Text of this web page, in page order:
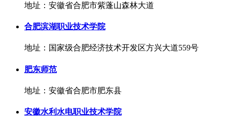
地址：安徽省合肥市紫蓬山森林大道
合肥滨湖职业技术学院
地址：国家级合肥经济技术开发区方兴大道559号
肥东师范
地址：安徽省合肥市肥东县
安徽水利水电职业技术学院